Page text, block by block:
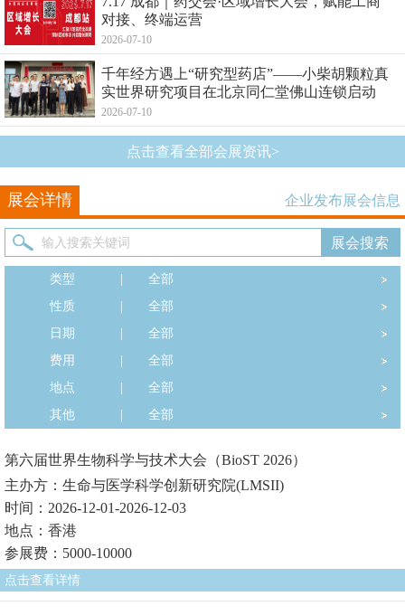
对接、终端运营
2026-07-10
千年经方遇上“研究型药店”——小柴胡颗粒真
实世界研究项目在北京同仁堂佛山连锁启动
2026-07-10
点击查看全部会展资讯>
展会详情 企业发布展会信息
类型
全部
性质
全部
日期
全部
费用
全部
地点
全部
其他
全部
第六届世界生物科学与技术大会（BioST 2026）
主办方：生命与医学科学创新研究院(LMSII)
时间：2026-12-01-2026-12-03
地点：香港
参展费：5000-10000
点击查看详情